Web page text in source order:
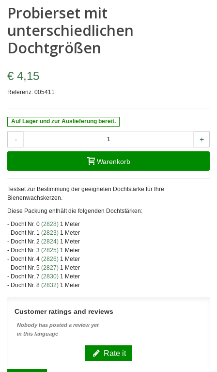
Probierset mit
unterschiedlichen
Dochtgrößen
€ 4,15
Referenz: 005411
Auf Lager und zur Auslieferung bereit.
- +
Warenkorb
Testset zur Bestimmung der geeigneten Dochtstärke für Ihre
Bienenwachskerzen.
Diese Packung enthält die folgenden Dochtstärken:
- Docht Nr. 0 (2828) 1 Meter
- Docht Nr. 1 (2823) 1 Meter
- Docht Nr. 2 (2824) 1 Meter
- Docht Nr. 3 (2825) 1 Meter
- Docht Nr. 4 (2826) 1 Meter
- Docht Nr. 5 (2827) 1 Meter
- Docht Nr. 7 (2830) 1 Meter
- Docht Nr. 8 (2832) 1 Meter
Customer ratings and reviews
Nobody has posted a review yet
in this language
Rate it